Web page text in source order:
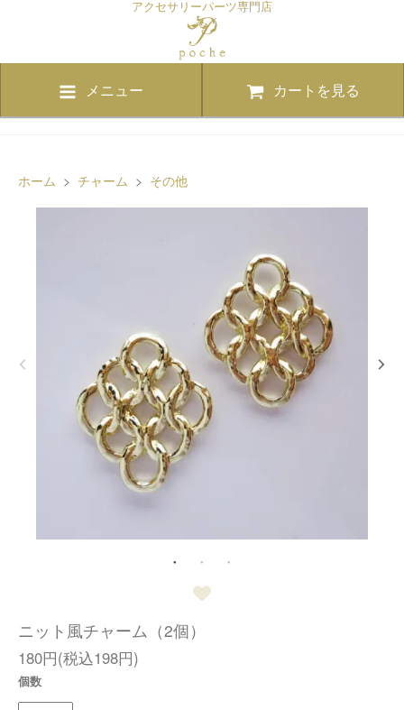
アクセサリーパーツ専門店
メニュー カートを見る
ホーム > チャーム > その他
ニット風チャーム（2個）
180円(税込198円)
個数